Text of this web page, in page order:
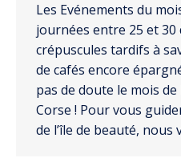
Les Evénements du
journées entre 25 et 30
crépuscules tardifs à
de cafés encore
pas de doute le mois
Corse ! Pour vous
de l’île de beauté, nous